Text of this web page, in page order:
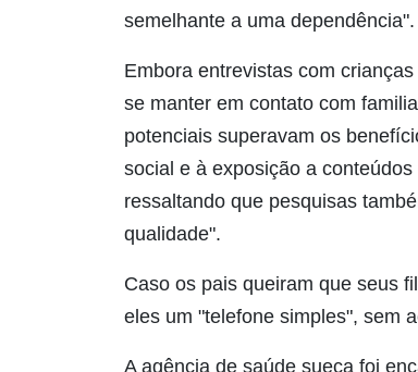
semelhante a uma dependência".
Embora entrevistas com
se manter em contato com
potenciais superavam os
social e à exposição a
ressaltando que pesquisas
qualidade".
Caso os pais queiram que seus
eles um "telefone simples", sem
A agência de saúde sueca foi